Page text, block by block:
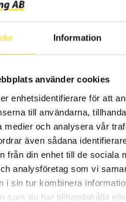
Information
använder cookies
enhetsidentifierare för att
till användarna,
medier och analysera vår
även sådana
från din enhet till de sociala
analysföretag som vi
i sin tur kombinera
som du har tillhandahållit
& sortera Antal
nr 4861761 12 V
ÅTGÅR